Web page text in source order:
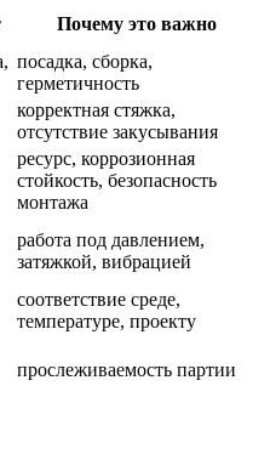
Почему это важно
посадка, сборка,
герметичность
корректная стяжка,
отсутствие закусывания
ресурс, коррозионная
стойкость, безопасность
монтажа
работа под давлением,
затяжкой, вибрацией
соответствие среде,
температуре, проекту
прослеживаемость партии